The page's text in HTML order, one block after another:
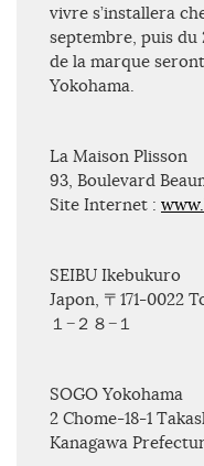
vivre s’installera
septembre, puis du
de la marque
Yokohama.
La Maison Plisson
93, Boulevard
Site Internet :
SEIBU Ikebukuro
Japon, 〒171-0022
１−２８−１
SOGO Yokohama
2 Chome-18-1
Kanagawa